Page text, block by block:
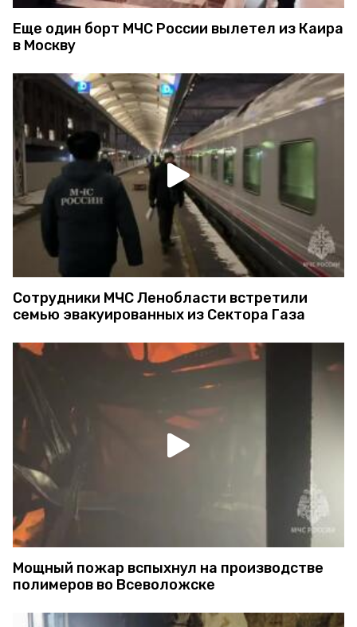
Еще один борт МЧС России вылетел из Каира
в Москву
Сотрудники МЧС Ленобласти встретили
семью эвакуированных из Сектора Газа
Мощный пожар вспыхнул на производстве
полимеров во Всеволожске